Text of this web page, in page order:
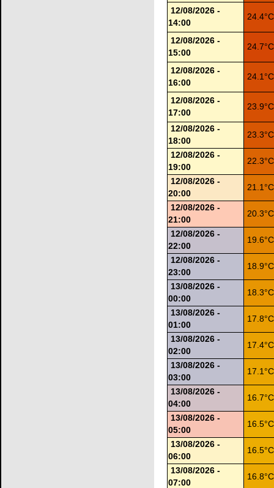
12/08/2026 -
14:00
12/08/2026 -
15:00
12/08/2026 -
16:00
12/08/2026 -
17:00
12/08/2026 -
18:00
12/08/2026 -
19:00
12/08/2026 -
20:00
12/08/2026 -
21:00
12/08/2026 -
22:00
12/08/2026 -
23:00
13/08/2026 -
00:00
13/08/2026 -
01:00
13/08/2026 -
02:00
13/08/2026 -
03:00
13/08/2026 -
04:00
13/08/2026 -
05:00
13/08/2026 -
06:00
13/08/2026 -
07:00